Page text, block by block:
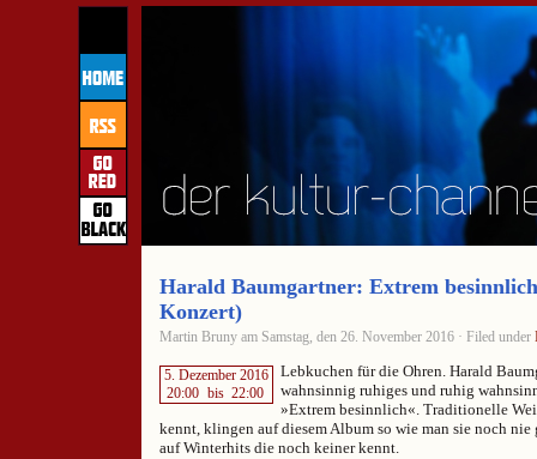
Harald Baumgartner: Extrem
Konzert)
Martin Bruny am Samstag, den 26. November 2016 · Filed under
5. Dezember 2016
20:00 bis 22:00
Lebkuchen für die Ohren. Harald
wahnsinnig ruhiges und ruhig
»Extrem besinnlich«. Traditionelle
kennt, klingen auf diesem Album so wie man sie noch nie
auf Winterhits die noch keiner kennt.